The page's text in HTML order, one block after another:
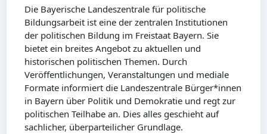
Die Bayerische Landeszentrale für politische
Bildungsarbeit ist eine der zentralen Institutionen
der politischen Bildung im Freistaat Bayern. Sie
bietet ein breites Angebot zu aktuellen und
historischen politischen Themen. Durch
Veröffentlichungen, Veranstaltungen und mediale
Formate informiert die Landeszentrale Bürger*innen
in Bayern über Politik und Demokratie und regt zur
politischen Teilhabe an. Dies alles geschieht auf
sachlicher, überparteilicher Grundlage.